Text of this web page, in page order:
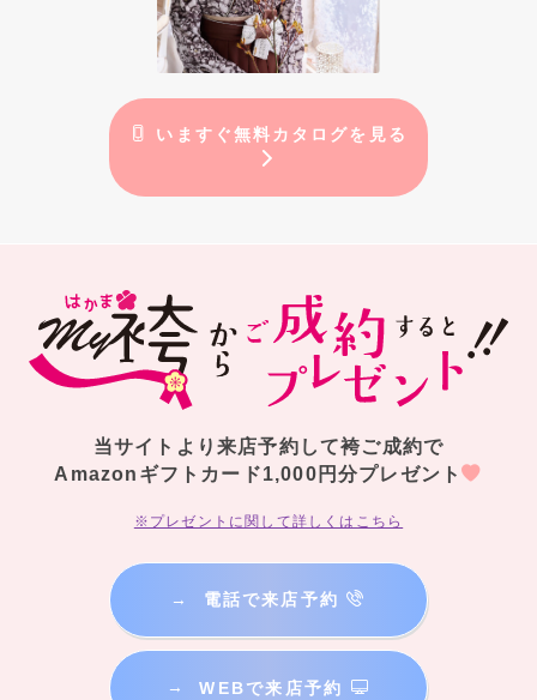
いますぐ無料カタログを見る
当サイトより来店予約して袴ご成約で
Amazonギフトカード1,000円分プレゼント
※プレゼントに関して詳しくはこちら
→ 電話で来店予約
→ WEBで来店予約